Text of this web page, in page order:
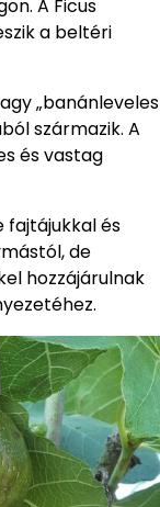
A Ficus
a beltéri
„banánleveles
származik. A
és vastag
fajtájukkal és
de
hozzájárulnak